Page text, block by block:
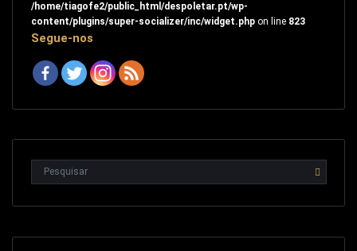
/home/tiagofe2/public_html/despoletar.pt/wp-
content/plugins/super-socializer/inc/widget.phpon line 823
Segue-nos